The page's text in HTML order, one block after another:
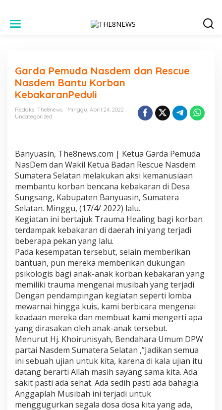
Garda Pemuda Nasdem dan Rescue
Nasdem Bantu Korban
KebakaranPeduli
Redaksi The8news
Minggu, April 24, 2022
Uncategorized
Banyuasin, The8news.com | Ketua Garda Pemuda
NasDem dan Wakil Ketua Badan Rescue Nasdem
Sumatera Selatan melakukan aksi kemanusiaan
membantu korban bencana kebakaran di Desa
Sungsang, Kabupaten Banyuasin, Sumatera
Selatan. Minggu, (17/4/ 2022) lalu.
Kegiatan ini bertajuk Trauma Healing bagi korban
terdampak kebakaran di daerah ini yang terjadi
beberapa pekan yang lalu.
Pada kesempatan tersebut, selain memberikan
bantuan, pun mereka memberikan dukungan
psikologis bagi anak-anak korban kebakaran yang
memiliki trauma mengenai musibah yang terjadi.
Dengan pendampingan kegiatan seperti lomba
mewarnai hingga kuis, kami berbicara mengenai
keadaan mereka dan membuat kami mengerti apa
yang dirasakan oleh anak-anak tersebut.
Menurut Hj. Khoirunisyah, Bendahara Umum DPW
partai Nasdem Sumatera Selatan ,”Jadikan semua
ini sebuah ujian untuk kita, karena di kala ujian itu
datang berarti Allah masih sayang sama kita. Ada
sakit pasti ada sehat. Ada sedih pasti ada bahagia.
Anggaplah Musibah ini terjadi untuk
menggugurkan segala dosa dosa kita yang ada,